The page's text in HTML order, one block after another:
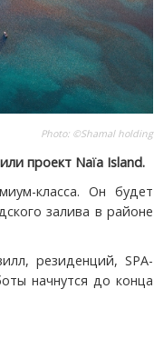
Photo: ©Shamal holding
проект Naïa Island.
класса. Он будет
залива в районе
резиденций, SPA-
начнутся до конца